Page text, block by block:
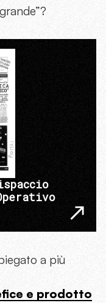
a più
e prodotto